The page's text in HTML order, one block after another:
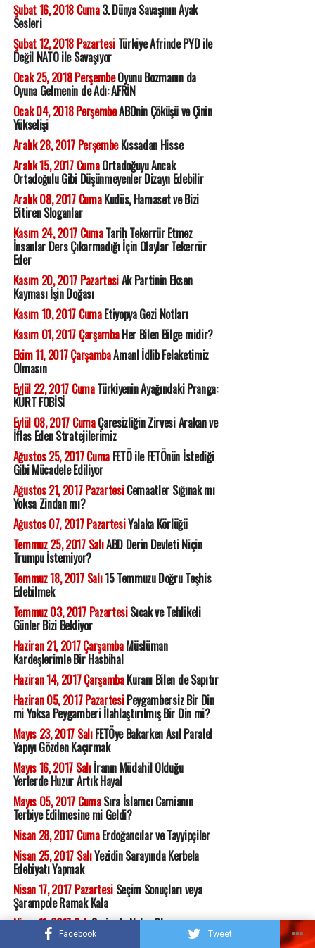
Facebook Tweet
Şubat 16, 2018 Cuma3. Dünya Savaşının Ayak
Sesleri
Şubat 12, 2018 PazartesiTürkiye Afrinde PYD ile
Değil NATO ile Savaşıyor
Ocak 25, 2018 PerşembeOyunu Bozmanın da
Oyuna Gelmenin de Adı: AFRİN
Ocak 04, 2018 PerşembeABDnin Çöküşü ve Çinin
Yükselişi
Aralık 28, 2017 PerşembeKıssadan Hisse
Aralık 15, 2017 CumaOrtadoğuyu Ancak
Ortadoğulu Gibi Düşünmeyenler Dizayn Edebilir
Aralık 08, 2017 CumaKudüs, Hamaset ve Bizi
Bitiren Sloganlar
Kasım 24, 2017 CumaTarih Tekerrür Etmez
İnsanlar Ders Çıkarmadığı İçin Olaylar Tekerrür
Eder
Kasım 20, 2017 PazartesiAk Partinin Eksen
Kayması İşin Doğası
Kasım 10, 2017 CumaEtiyopya Gezi Notları
Kasım 01, 2017 ÇarşambaHer Bilen Bilge midir?
Ekim 11, 2017 ÇarşambaAman! İdlib Felaketimiz
Olmasın
Eylül 22, 2017 CumaTürkiyenin Ayağındaki Pranga:
KÜRT FOBİSİ
Eylül 08, 2017 CumaÇaresizliğin Zirvesi Arakan ve
İflas Eden Stratejilerimiz
Ağustos 25, 2017 CumaFETÖ ile FETÖnün İstediği
Gibi Mücadele Ediliyor
Ağustos 21, 2017 PazartesiCemaatler Sığınak mı
Yoksa Zindan mı?
Ağustos 07, 2017 PazartesiYalaka Körlüğü
Temmuz 25, 2017 SalıABD Derin Devleti Niçin
Trumpu İstemiyor?
Temmuz 18, 2017 Salı15 Temmuzu Doğru Teşhis
Edebilmek
Temmuz 03, 2017 PazartesiSıcak ve Tehlikeli
Günler Bizi Bekliyor
Haziran 21, 2017 ÇarşambaMüslüman
Kardeşlerimle Bir Hasbihal
Haziran 14, 2017 ÇarşambaKuranı Bilen de Sapıtır
Haziran 05, 2017 PazartesiPeygambersiz Bir Din
mi Yoksa Peygamberi İlahlaştırılmış Bir Din mi?
Mayıs 23, 2017 SalıFETÖye Bakarken Asıl Paralel
Yapıyı Gözden Kaçırmak
Mayıs 16, 2017 Salıİranın Müdahil Olduğu
Yerlerde Huzur Artık Hayal
Mayıs 05, 2017 CumaSıra İslamcı Camianın
Terbiye Edilmesine mi Geldi?
Nisan 28, 2017 CumaErdoğancılar ve Tayyipçiler
Nisan 25, 2017 SalıYezidin Sarayında Kerbela
Edebiyatı Yapmak
Nisan 17, 2017 PazartesiSeçim Sonuçları veya
Şarampole Ramak Kala
Nisan 11, 2017 SalıSuriyede Neler Oluyor
Kimyasala Bu Tepki Neden?